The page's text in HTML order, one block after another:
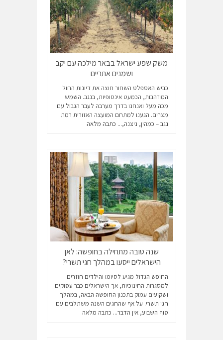
משק שפע ישראל בבאר מילכה עם יקב
ושמנים אתריים
כביש האספלט השחור חוצה את דיונות החול
המוזהבות, הכמעט אינסופיות, בנגב. השמש
מכה מעל ואנחנו בדרך מערבה לעבר הגבול עם
מצרים. הגענו למתחם המועצה האזורית רמת
נגב – כמהין, ניצנה,... כתבה מלאה
שנה טובה מתחילה בחופשה: לאן
הישראלים ייסעו במהלך חגי תשרי?
החופש הגדול מגיע לסיומו והילדים חוזרים
למסגרות החינוכיות, אך הישראלים כבר עסוקים
ושקועים עמוק בתכנון החופשה הבאה, במהלך
חגי תשרי. על אף שהחגים השנה משתלבים עם
סוף השבוע, אין הדבר... כתבה מלאה